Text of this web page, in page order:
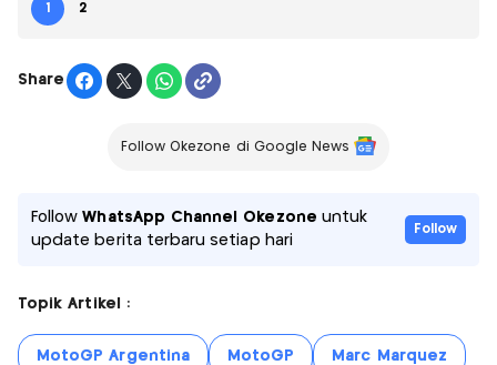
1 2
Share
Follow Okezone di Google News
FollowWhatsApp Channel Okezone untuk
update berita terbaru setiap hari
Follow
Topik Artikel :
MotoGP Argentina MotoGP Marc Marquez